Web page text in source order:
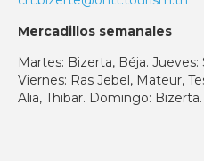
Mercadillos semanales
Martes: Bizerta, Béja. Jueves:
Viernes: Ras Jebel, Mateur,
Alia, Thibar. Domingo: Bizerta.